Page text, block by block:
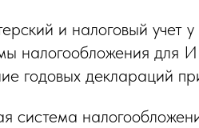
и налоговый учет
налогообложения для
годовых деклараций
система